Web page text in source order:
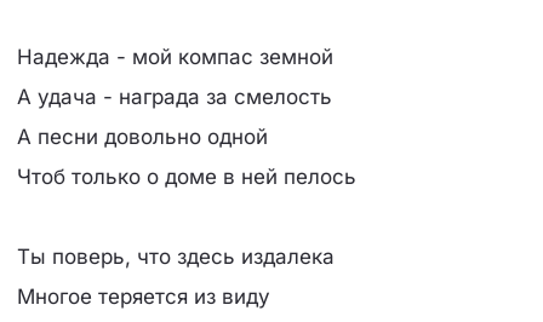
Hадежда - мой компас земной
А удача - нагpада за смелость
А песни довольно одной
Чтоб только о доме в ней пелось
Ты повеpь, что здесь издалека
Многое теpяется из виду